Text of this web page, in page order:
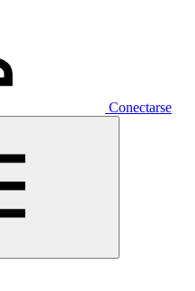
Conectarse